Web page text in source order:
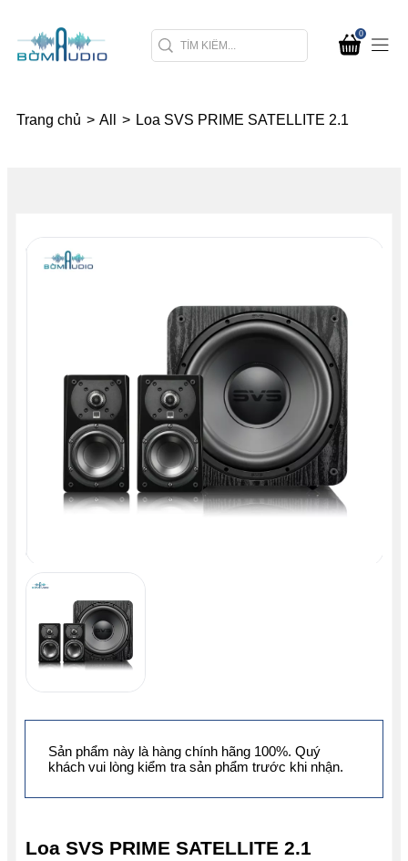
0
Trang chủ > All > Loa SVS PRIME SATELLITE 2.1
Loa SVS PRIME SATELLITE 2.1
Sản phẩm này là hàng chính hãng 100%. Quý
khách vui lòng kiểm tra sản phẩm trước khi nhận.